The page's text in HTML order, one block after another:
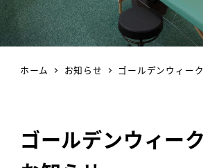
ホーム お知らせ ゴールデンウィー
ゴールデンウィー